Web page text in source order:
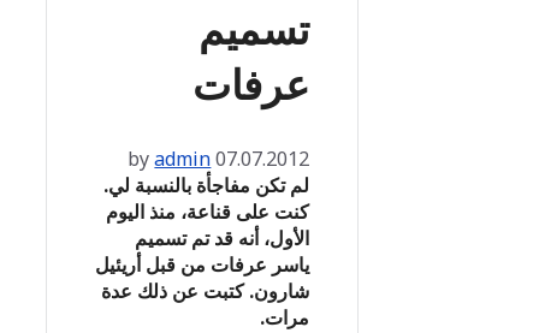
تسميم
عرفات
07.07.2012
byadmin
لم تكن مفاجأة بالنسبة لي.
كنت على قناعة، منذ اليوم
الأول، أنه قد تم تسميم
ياسر عرفات من قبل أريئيل
شارون. كتبت عن ذلك عدة
مرات.